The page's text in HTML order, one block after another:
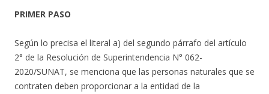
PRIMER PASO
Según lo precisa el literal a) del segundo párrafo del artículo
2° de la Resolución de Superintendencia N° 062-
2020/SUNAT, se menciona que las personas naturales que se
contraten deben proporcionar a la entidad de la